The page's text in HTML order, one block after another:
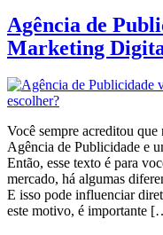
Agência de
Marketing
Você sempre acreditou
Agência de Publicidade e
Então, esse texto é para
mercado, há algumas
E isso pode influenciar
este motivo, é importante